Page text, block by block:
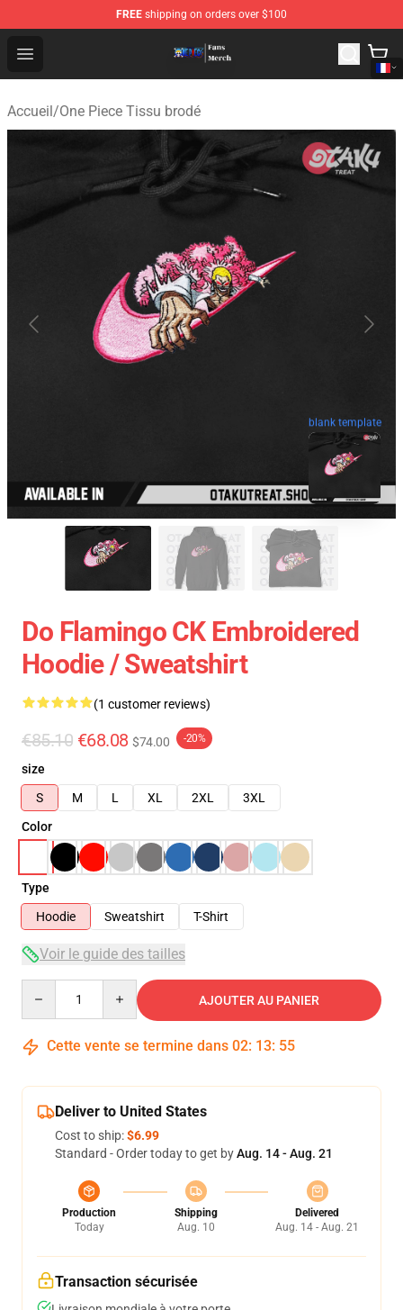
FREE shipping on orders over $100
Open menu
One Piece Store - Official One Piece Merchandise Shop
Accueil/One Piece Tissu brodé
blank template
Do Flamingo CK Embroidered
Hoodie / Sweatshirt
(1 customer reviews)
€85.10 €68.08 $74.00 -20%
size
S
M L XL 2XL
3XL
Color
Type
Hoodie
Sweatshirt T-Shirt
Voir le guide des tailles
AJOUTER AU PANIER
Cette vente se termine dans 02: 13: 54
Deliver to United States
Cost to ship:$6.99
Standard - Order today to get byAug. 14 - Aug. 21
Production
Today
Shipping
Aug. 10
Delivered
Aug. 14 - Aug. 21
Transaction sécurisée